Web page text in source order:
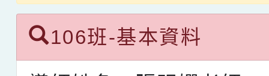
106班-基本資料